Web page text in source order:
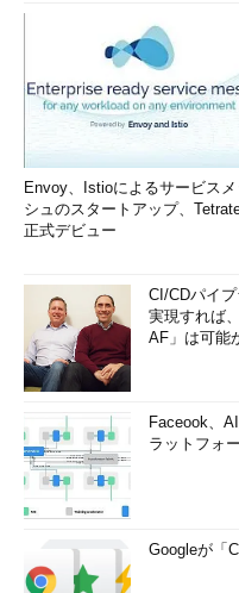
Envoy、Istioによるサービスメ
シュのスタートアップ、
正式デビュー
CI/CDパイ
実現すれば
AF」は可能
Faceook、
ラットフォ
Googleが「